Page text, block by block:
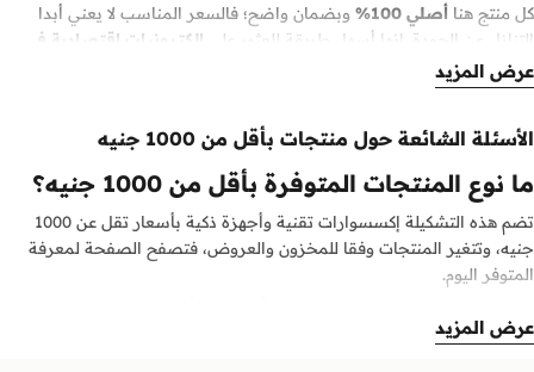
كل منتج هنا أصلي 100%
وبضمان واضح؛ فالسعر المناسب لا يعني أبدا
التنازل عن الجودة. إنها أسهل طريقة للعثور على إلكترونيات اقتصادية في
مصر
لأعياد الميلاد وحفلات التخرج وكل مناسبة.
واستمتع ب توصيل سريع في جميع أنحاء مصر
جنيه باستمرار، فهناك دائما جديد لتكتشفه.
عرض المزيد
الأسئلة الشائعة حول منتجات بأقل من 1000 جنيه
ما نوع المنتجات المتوفرة بأقل من 1000 جنيه؟
تضم هذه التشكيلة إكسسوارات تقنية وأجهزة ذكية بأسعار تقل عن 1000
جنيه، وتتغير المنتجات وفقا للمخزون والعروض، فتصفح الصفحة لمعرفة
المتوفر اليوم.
بالتأكيد، فكل منتج لدى
عرض المزيد